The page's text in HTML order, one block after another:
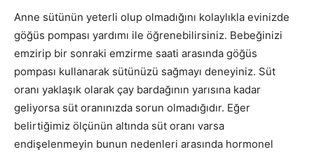
Anne sütünün yeterli olup olmadığını kolaylıkla evinizde
göğüs pompası yardımı ile öğrenebilirsiniz. Bebeğinizi
emzirip bir sonraki emzirme saati arasında göğüs
pompası kullanarak sütünüzü sağmayı deneyiniz. Süt
oranı yaklaşık olarak çay bardağının yarısına kadar
geliyorsa süt oranınızda sorun olmadığıdır. Eğer
belirtiğimiz ölçünün altında süt oranı varsa
endişelenmeyin bunun nedenleri arasında hormonel